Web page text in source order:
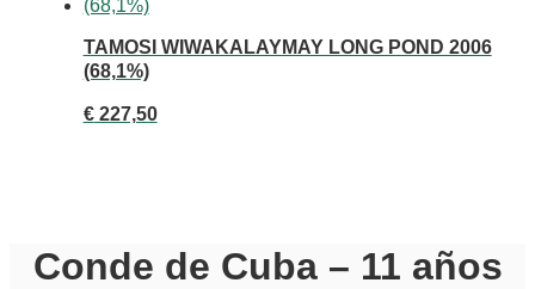
TAMOSI WIWAKALAYMAY LONG POND 2006
(68,1%)
€227,50
Conde de Cuba – 11 años